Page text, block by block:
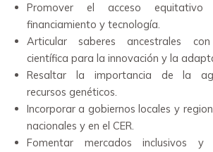
Promover el acceso
financiamiento y tecnología.
Articular saberes ancestrales
científica para la innovación y la
Resaltar la importancia de la
recursos genéticos.
Incorporar a gobiernos locales y
nacionales y en el CER.
Fomentar mercados inclusivos y